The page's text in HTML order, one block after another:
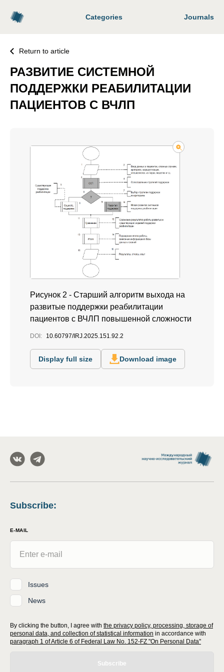
Categories Journals
Return to article
РАЗВИТИЕ СИСТЕМНОЙ
ПОДДЕРЖКИ РЕАБИЛИТАЦИИ
ПАЦИЕНТОВ С ВЧЛП
Рисунок 2 - Старший алгоритм выхода на
развитые поддержки реабилитации
пациентов с ВЧЛП повышенной сложности
DOI: 10.60797/IRJ.2025.151.92.2
Display full size Download image
Subscribe:
E-MAIL
Issues
News
By clicking the button, I agree with the privacy policy, processing, storage of
personal data, and collection of statistical information in accordance with
paragraph 1 of Article 6 of Federal Law No. 152-FZ "On Personal Data"
Subscribe